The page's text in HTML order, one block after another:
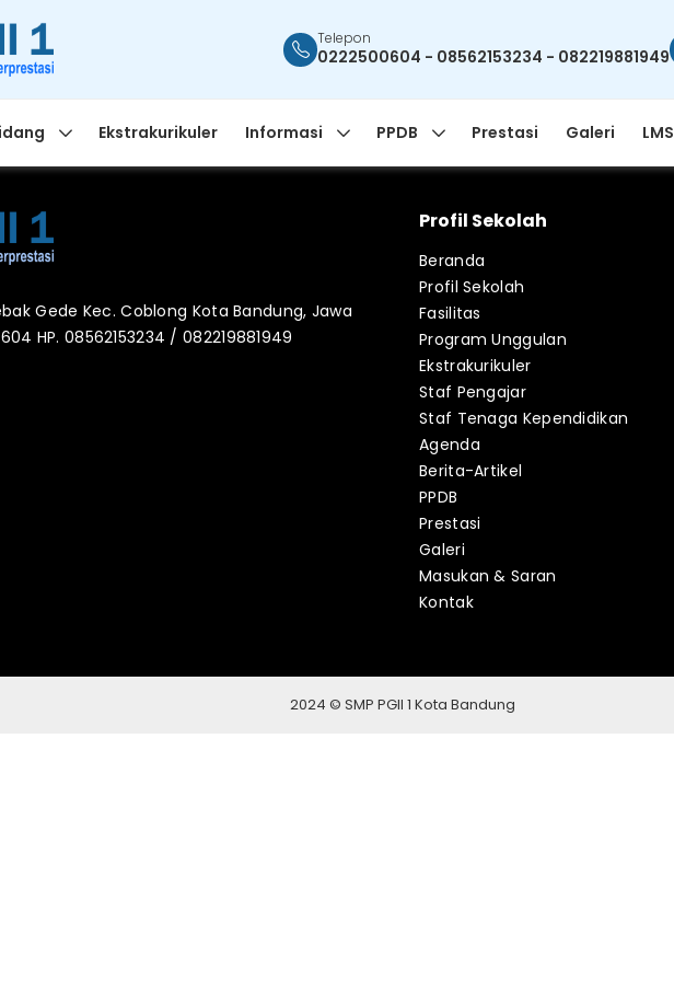
Telepon
0222500604 - 08562153234 - 082219881949
Ekstrakurikuler Informasi PPDB Prestasi Galeri LMS
Gede Kec. Coblong Kota Bandung, Jawa
HP. 08562153234 / 082219881949
Profil Sekolah
Beranda
Profil Sekolah
Fasilitas
Program Unggulan
Ekstrakurikuler
Staf Pengajar
Staf Tenaga Kependidikan
Agenda
Berita-Artikel
PPDB
Prestasi
Galeri
Masukan & Saran
Kontak
2024 © SMP PGII 1 Kota Bandung